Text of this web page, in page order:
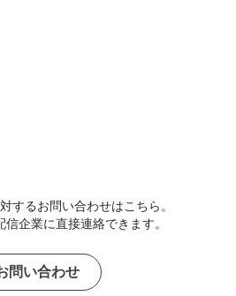
するお問い合わせはこちら。
企業に直接連絡できます。
問い合わせ